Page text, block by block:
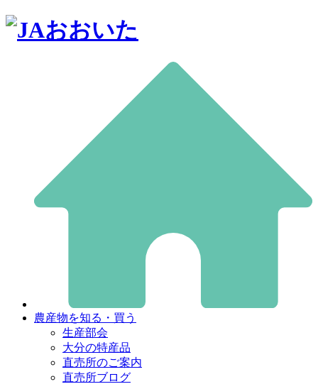
農産物を知る・買う
生産部会
大分の特産品
直売所のご案内
直売所ブログ